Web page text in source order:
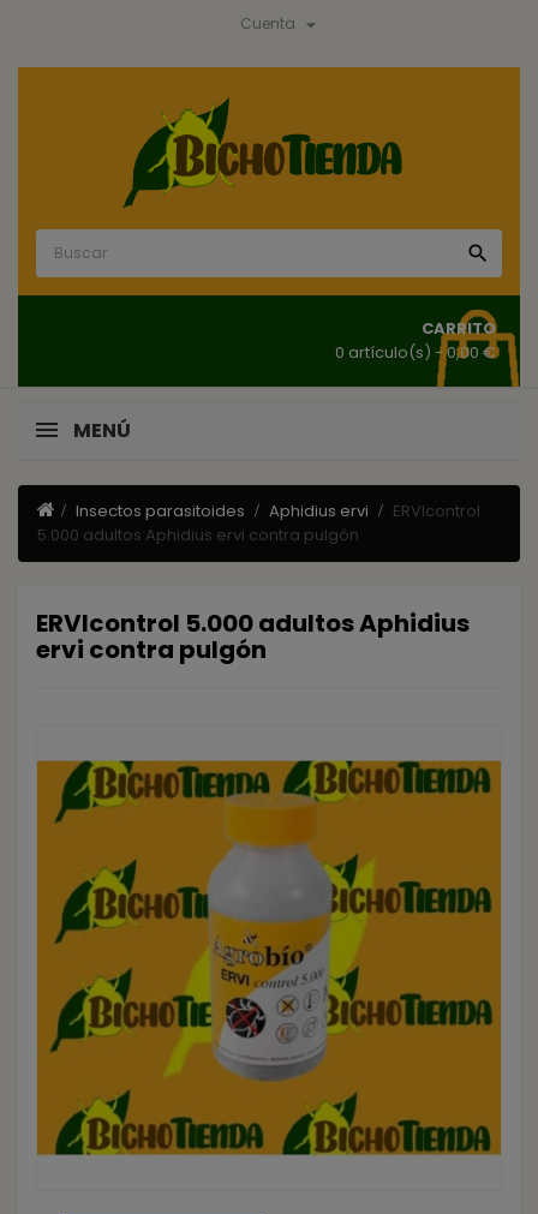
Cuenta 

CARRITO
0 artículo(s) - 0,00 €
MENÚ
Insectos parasitoides Aphidius ervi
ERVIcontrol
5.000 adultos Aphidius ervi contra pulgón
ERVIcontrol 5.000 adultos Aphidius
ervi contra pulgón